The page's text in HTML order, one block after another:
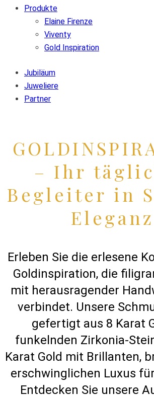
Produkte
Elaine Firenze
Viventy
Gold Inspiration
Jubiläum
Juweliere
Partner
– Ihr
Begleiter in
Eleganz
Erleben Sie die erlesene
Goldinspiration, die
mit herausragender
verbindet. Unsere
gefertigt aus 8 Karat
funkelnden Zirkonia-
Karat Gold mit Brillanten,
erschwinglichen Luxus
Entdecken Sie unsere